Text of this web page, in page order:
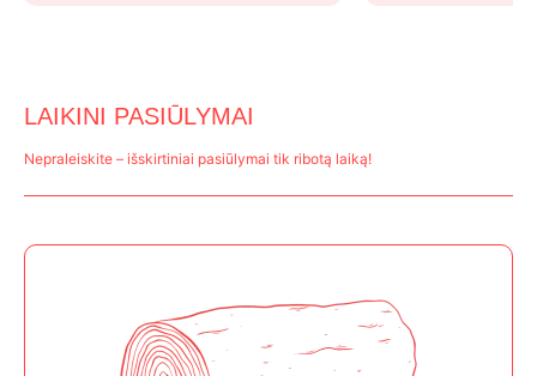
LAIKINI PASIŪLYMAI
Nepraleiskite – išskirtiniai pasiūlymai tik ribotą laiką!